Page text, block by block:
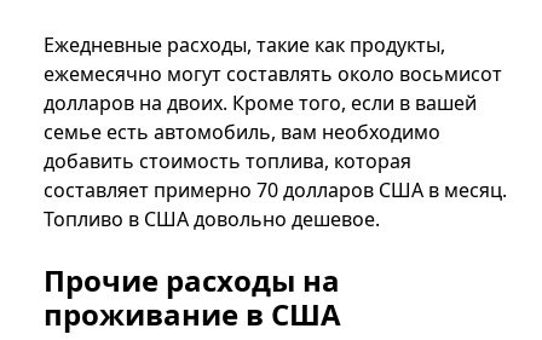
Ежедневные расходы, такие как продукты,
ежемесячно могут составлять около восьмисот
долларов на двоих. Кроме того, если в вашей
семье есть автомобиль, вам необходимо
добавить стоимость топлива, которая
составляет примерно 70 долларов США в месяц.
Топливо в США довольно дешевое.
Прочие расходы на
проживание в США